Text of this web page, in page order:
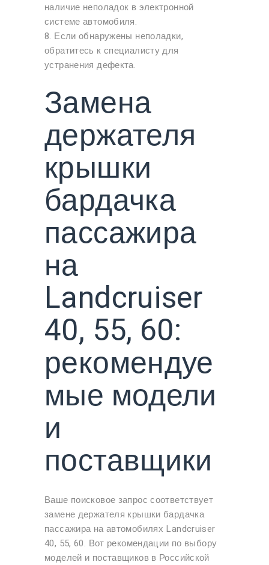
наличие неполадок в электронной
системе автомобиля.
8. Если обнаружены неполадки,
обратитесь к специалисту для
устранения дефекта.
Замена
держателя
крышки
бардачка
пассажира
на
Landcruiser
40, 55, 60:
рекомендуе
мые модели
и
поставщики
Ваше поисковое запрос соответствует
замене держателя крышки бардачка
пассажира на автомобилях Landcruiser
40, 55, 60. Вот рекомендации по выбору
моделей и поставщиков в Российской